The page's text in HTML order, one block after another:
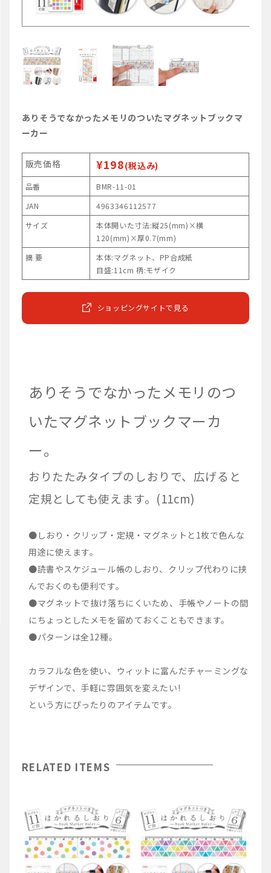
ありそうでなかったメモリのついたマグネットブックマ
ーカー
販売価格 ¥198(税込み)
品番
BMR-11-01
JAN
4963346112577
サイズ
本体開いた寸法:縦25(mm)×横
120(mm)×厚0.7(mm)
摘 要
本体:マグネット、PP合成紙
目盛:11cm 柄:モザイク
ショッピングサイトで見る
ありそうでなかったメモリのつ
いたマグネットブックマーカ
ー。
おりたたみタイプのしおりで、広げると
定規としても使えます。(11cm)
●しおり・クリップ・定規・マグネットと1枚で色んな
用途に使えます。
●読書やスケジュール帳のしおり、クリップ代わりに挟
んでおくのも便利です。
●マグネットで抜け落ちにくいため、手帳やノートの間
にちょっとしたメモを留めておくこともできます。
●パターンは全12種。
カラフルな色を使い、ウィットに富んだチャーミングな
デザインで、手軽に雰囲気を変えたい!
という方にぴったりのアイテムです。
RELATED ITEMS